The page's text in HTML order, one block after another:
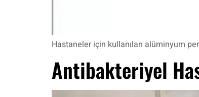
Hastaneler için kullanılan alüminyum
Antibakteriyel